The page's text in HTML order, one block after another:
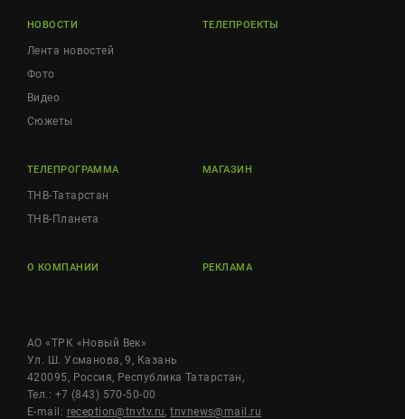
НОВОСТИ
Лента новостей
Фото
Видео
Сюжеты
ТЕЛЕПРОЕКТЫ
ТЕЛЕПРОГРАММА
ТНВ-Татарстан
ТНВ-Планета
МАГАЗИН
О КОМПАНИИ РЕКЛАМА
АО «ТРК «Новый Век»
Ул. Ш. Усманова, 9, Казань
420095, Россия, Республика Татарстан,
Тел.: +7 (843) 570-50-00
E-mail: reception@tnvtv.ru,tnvnews@mail.ru